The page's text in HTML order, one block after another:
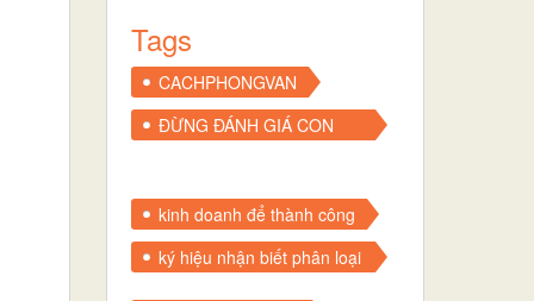
Tags
CACHPHONGVAN
ĐỪNG ĐÁNH GIÁ CON
kinh doanh để thành công
ký hiệu nhận biết phân loại